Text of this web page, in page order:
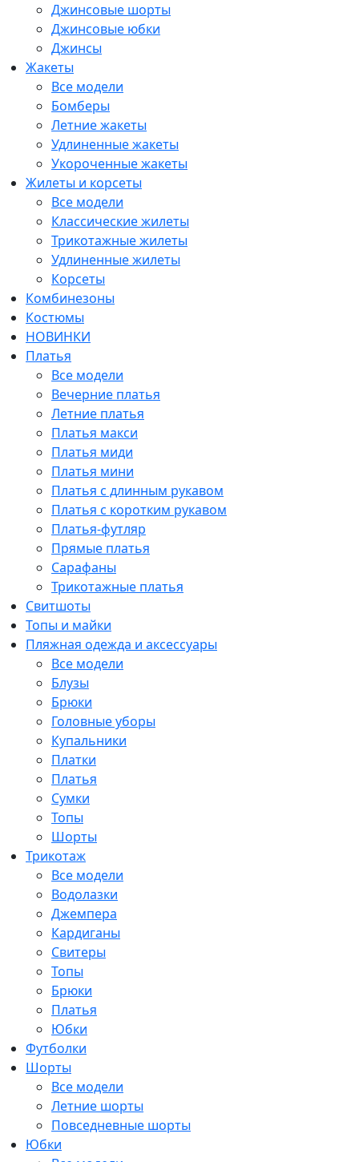
Джинсовые шорты
Джинсовые юбки
Джинсы
Жакеты
Все модели
Бомберы
Летние жакеты
Удлиненные жакеты
Укороченные жакеты
Жилеты и корсеты
Все модели
Классические жилеты
Трикотажные жилеты
Удлиненные жилеты
Корсеты
Комбинезоны
Костюмы
НОВИНКИ
Платья
Все модели
Вечерние платья
Летние платья
Платья макси
Платья миди
Платья мини
Платья с длинным рукавом
Платья с коротким рукавом
Платья-футляр
Прямые платья
Сарафаны
Трикотажные платья
Свитшоты
Топы и майки
Пляжная одежда и аксессуары
Все модели
Блузы
Брюки
Головные уборы
Купальники
Платки
Платья
Сумки
Топы
Шорты
Трикотаж
Все модели
Водолазки
Джемпера
Кардиганы
Свитеры
Топы
Брюки
Платья
Юбки
Футболки
Шорты
Все модели
Летние шорты
Повседневные шорты
Юбки